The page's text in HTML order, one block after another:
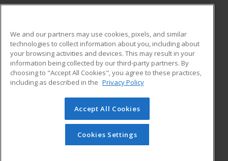
ADDITIONAL RESOURCES
Military
Financial Assistance
Help
Student Blog
© 2026 ed2go, a division of Cengage Learning. All rights
reserved. The material on this site cannot be reproduced or
redistributed unless you have obtained prior written
permission from Cengage Learning.Privacy Policy
We and our partners may use cookies, pixels, and similar
technologies to collect information about you, including about
your browsing activities and devices. This may result in your
information being collected by our third-party partners. By
choosing to "Accept All Cookies", you agree to these practices,
including as described in the Privacy Policy
Accept All Cookies
Cookies Settings